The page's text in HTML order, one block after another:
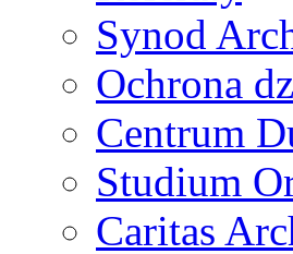
Synod
Ochrona
Centrum
Studium
Caritas